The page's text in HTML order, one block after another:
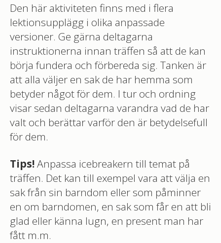
Den här aktiviteten finns med i flera
lektionsupplägg i olika anpassade
versioner. Ge gärna deltagarna
instruktionerna innan träffen så att de kan
börja fundera och förbereda sig. Tanken är
att alla väljer en sak de har hemma som
betyder något för dem. I tur och ordning
visar sedan deltagarna varandra vad de har
valt och berättar varför den är betydelsefull
för dem.
Tips!Anpassa icebreakern till temat på
träffen. Det kan till exempel vara att välja en
sak från sin barndom eller som påminner
en om barndomen, en sak som får en att bli
glad eller känna lugn, en present man har
fått m.m.